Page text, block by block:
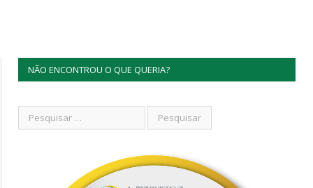
NÃO ENCONTROU O QUE QUERIA?